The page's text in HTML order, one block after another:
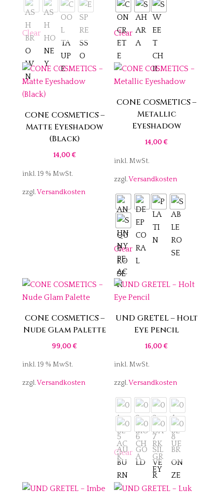
Clear Clear
CONE COSMETICS –
Matte Eyeshadow
(Black)
14,00€
inkl. 19 % MwSt.
zzgl.Versandkosten
CONE COSMETICS –
Metallic
Eyeshadow
14,00€
inkl. MwSt.
zzgl.Versandkosten
Clear
CONE COSMETICS –
Nude Glam Palette
99,00€
inkl. 19 % MwSt.
zzgl.Versandkosten
UND GRETEL – Holt
Eye Pencil
16,00€
inkl. MwSt.
zzgl.Versandkosten
Clear